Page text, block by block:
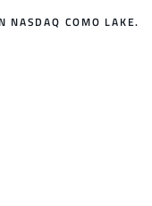
NASDAQ COMO LAKE.